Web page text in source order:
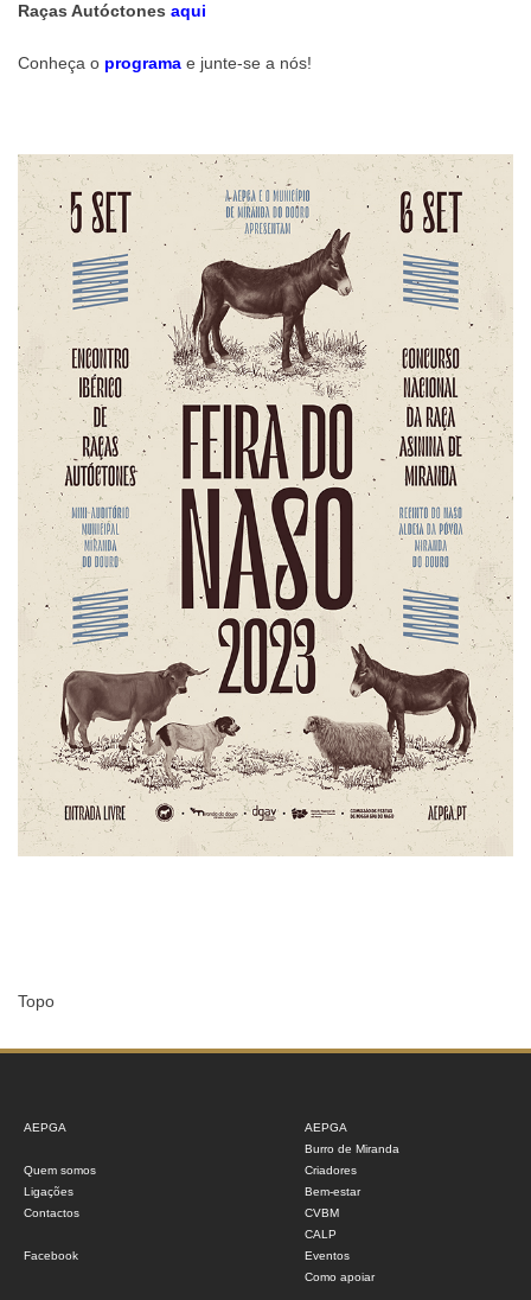
Raças Autóctones aqui
Conheça o programa e junte-se a nós!
Topo
AEPGA
Quem somos
Ligações
Contactos
Facebook
AEPGA
Burro de Miranda
Criadores
Bem-estar
CVBM
CALP
Eventos
Como apoiar